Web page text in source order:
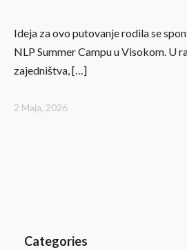
Ideja za ovo putovanje rodila se
NLP Summer Campu u Visokom. U
zajedništva, […]
2 Maja, 2026
Categories